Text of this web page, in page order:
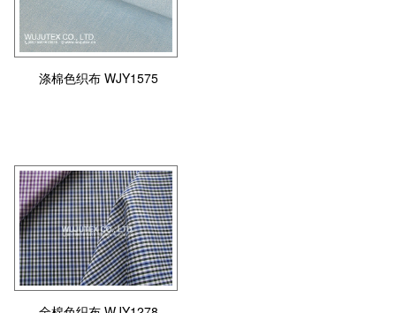
涤棉色织布 WJY1575